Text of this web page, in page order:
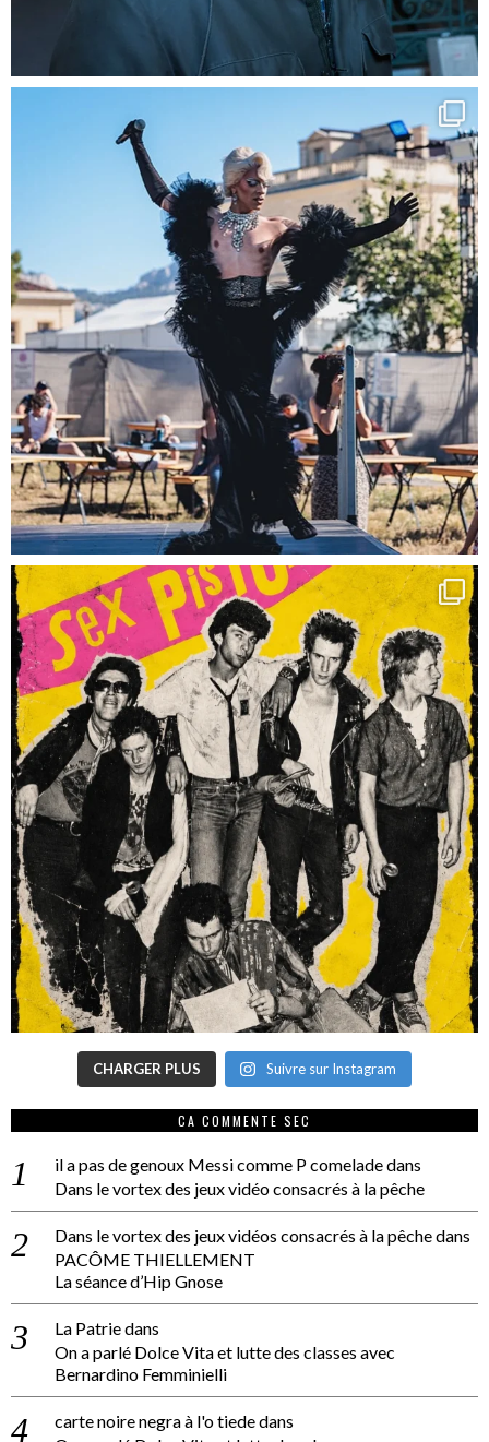
CHARGER PLUS Suivre sur Instagram
CA COMMENTE SEC
il a pas de genoux Messi comme P comeladedans
Dans le vortex des jeux vidéo consacrés à la pêche
Dans le vortex des jeux vidéos consacrés à la pêchedans
PACÔME THIELLEMENT
La séance d’Hip Gnose
La Patriedans
On a parlé Dolce Vita et lutte des classes avec
Bernardino Femminielli
carte noire negra à l'o tiededans